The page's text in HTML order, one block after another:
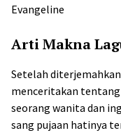
Evangeline
Arti Makna
Setelah
menceritakan
seorang wanita dan
sang pujaan hatinya